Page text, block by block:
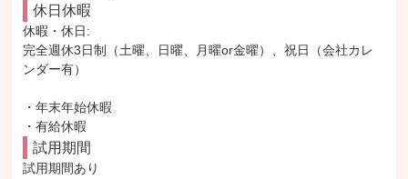
休日休暇
休暇・休日:
完全週休3日制（土曜、日曜、月曜or金曜）、祝日（会社カレ
ンダー有）
・年末年始休暇
・有給休暇
試用期間
試用期間あり